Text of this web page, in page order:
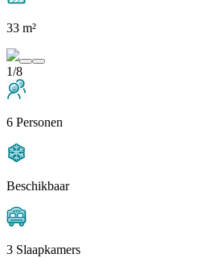
33 m²
1/8
6 Personen
Beschikbaar
3 Slaapkamers